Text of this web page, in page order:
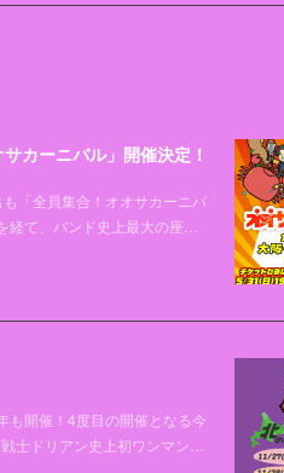
カーニバル」開催決定！
「全員集合！オオサカーニバ
て、バンド史上最大の座…
も開催！4度目の開催となる今
士ドリアン史上初ワンマン…